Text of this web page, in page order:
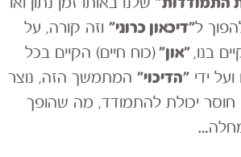
שלנו באותו זמן נתון ואו
ל״דיכאון כרוני״ וזה קורה, על
בנו, ״און״(כוח חיים) הקיים בכל
ידי ״הדיכוי״ המתמשך הזה, נוצר
חוסר יכולת להתמודד, מה שהופך